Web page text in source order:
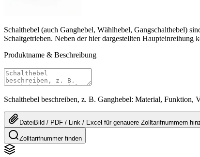
Schalthebel (auch Ganghebel, Wählhebel, Gangschalthebel)
Schaltgetrieben. Neben der hier dargestellten
Produktname & Beschreibung
Schalthebel beschreiben, z. B. Ganghebel: Material, Funktion,
Datei Bild / PDF / Link / Excel für genauere Zolltarifnummern
Zolltarifnummer finden